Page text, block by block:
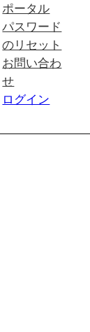
ポータル
パスワード
のリセット
お問い合わ
せ
ログイン